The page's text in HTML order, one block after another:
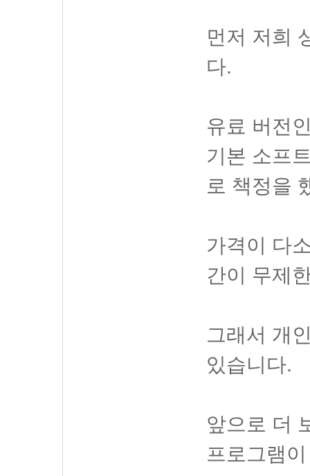
먼저 저희
다.
유료 버전
기본 소프
로 책정을
가격이 다
간이 무제
그래서 개
있습니다.
앞으로 더
프로그램